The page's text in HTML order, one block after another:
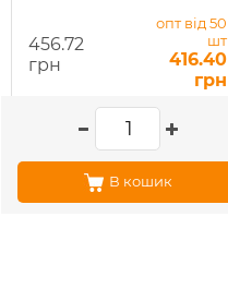
456.72
грн
опт від 50
шт
416.40
грн
В кошик